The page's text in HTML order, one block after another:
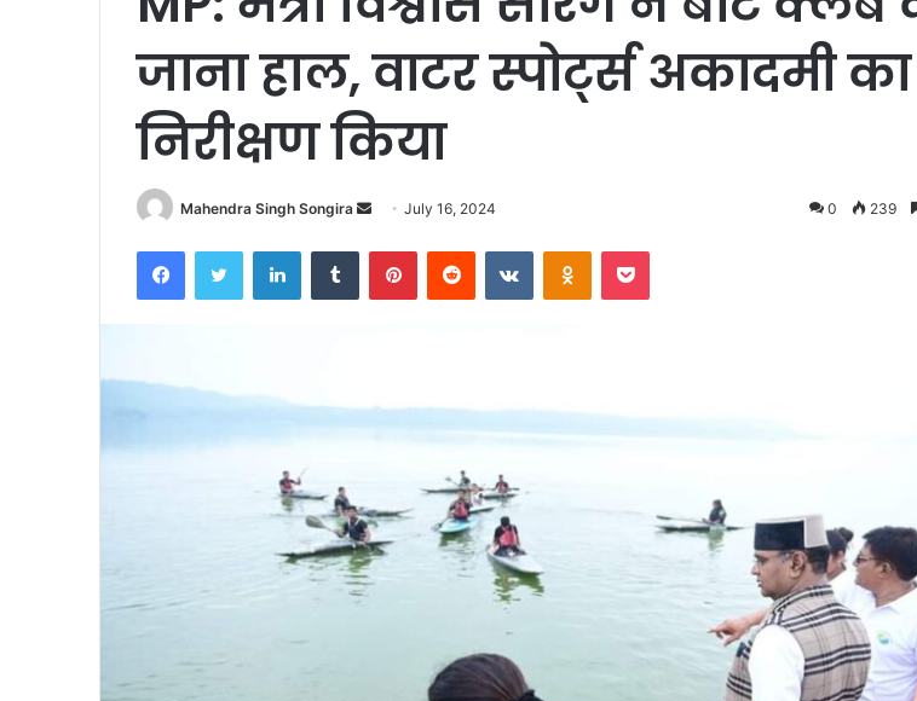
जाना हाल, वाटर स्पोर्ट्स अकादमी का
निरीक्षण किया
Mahendra Singh Songira
Send
email
July 16, 2024 0 239
FacebookTwitter LinkedInTumblr PinterestReddit VKontakteOdnoklassniki
Pocket